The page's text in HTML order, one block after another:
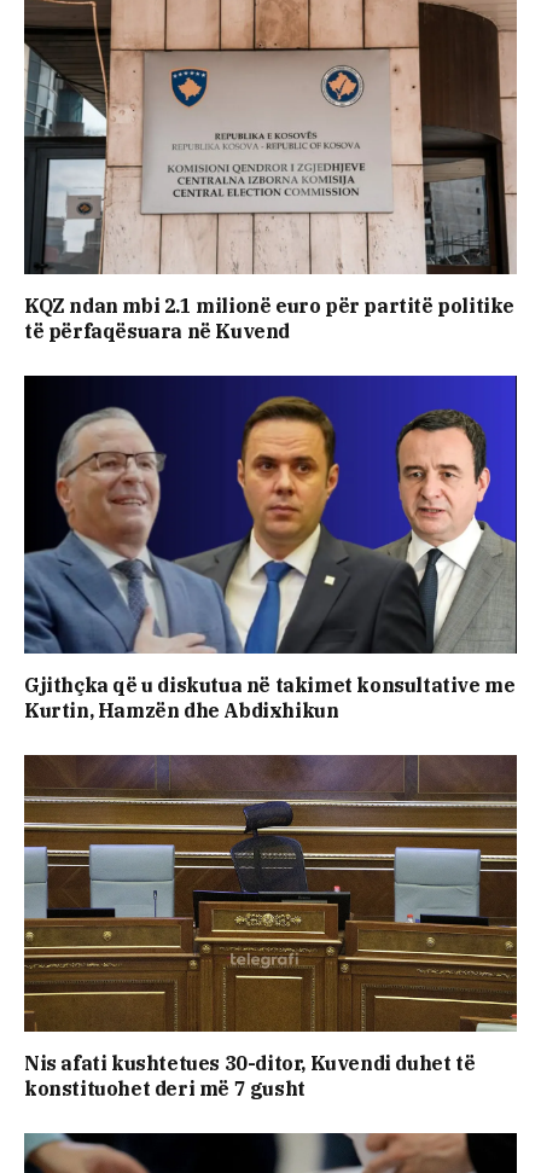
KQZ ndan mbi 2.1 milionë euro për partitë politike
të përfaqësuara në Kuvend
Gjithçka që u diskutua në takimet konsultative me
Kurtin, Hamzën dhe Abdixhikun
Nis afati kushtetues 30-ditor, Kuvendi duhet të
konstituohet deri më 7 gusht